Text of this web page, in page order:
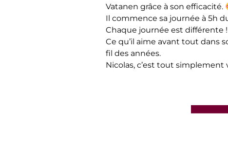
Vatanen grâce à son efficacité.
Il commence sa journée à 5h
Chaque journée est différente !
Ce qu’il aime avant tout dans
fil des années.
Nicolas, c’est tout simplement